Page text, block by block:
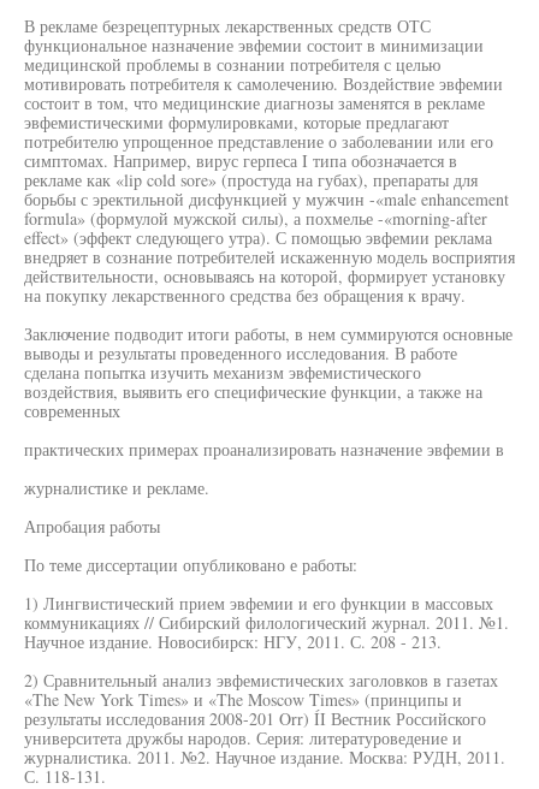
В рекламе безрецептурных лекарственных средств ОТС
функциональное назначение эвфемии состоит в минимизации
медицинской проблемы в сознании потребителя с целью
мотивировать потребителя к самолечению. Воздействие эвфемии
состоит в том, что медицинские диагнозы заменятся в рекламе
эвфемистическими формулировками, которые предлагают
потребителю упрощенное представление о заболевании или его
симптомах. Например, вирус герпеса I типа обозначается в
рекламе как «lip cold sore» (простуда на губах), препараты для
борьбы с эректильной дисфункцией у мужчин -«male enhancement
formula» (формулой мужской силы), а похмелье -«morning-after
effect» (эффект следующего утра). С помощью эвфемии реклама
внедряет в сознание потребителей искаженную модель восприятия
действительности, основываясь на которой, формирует установку
на покупку лекарственного средства без обращения к врачу.
Заключение подводит итоги работы, в нем суммируются основные
выводы и результаты проведенного исследования. В работе
сделана попытка изучить механизм эвфемистического
воздействия, выявить его специфические функции, а также на
современных
практических примерах проанализировать назначение эвфемии в
журналистике и рекламе.
Апробация работы
По теме диссертации опубликовано е работы:
1) Лингвистический прием эвфемии и его функции в массовых
коммуникациях // Сибирский филологический журнал. 2011. №1.
Научное издание. Новосибирск: НГУ, 2011. С. 208 - 213.
2) Сравнительный анализ эвфемистических заголовков в газетах
«The New York Times» и «The Moscow Times» (принципы и
результаты исследования 2008-201 Orr) ÍI Вестник Российского
университета дружбы народов. Серия: литературоведение и
журналистика. 2011. №2. Научное издание. Москва: РУДН, 2011.
С. 118-131.